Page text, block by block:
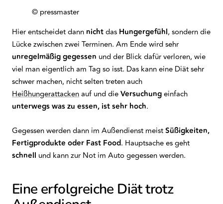
© pressmaster
Hier entscheidet dann nichtdas Hungergefühl, sondern die
Lücke zwischen zwei Terminen. Am Ende wird sehr
unregelmäßig gegessen und der Blick dafür verloren, wie
viel man eigentlich am Tag so isst. Das kann eine Diät sehr
schwer machen, nicht selten treten auch
Heißhungerattackenauf und dieVersuchungeinfach
unterwegs was zu essen, ist sehr hoch.
Gegessen werden dann im Außendienst meistSüßigkeiten,
Fertigprodukte oder Fast Food. Hauptsache es geht
schnell und kann zur Not im Auto gegessen werden.
Eine erfolgreiche Diät trotz